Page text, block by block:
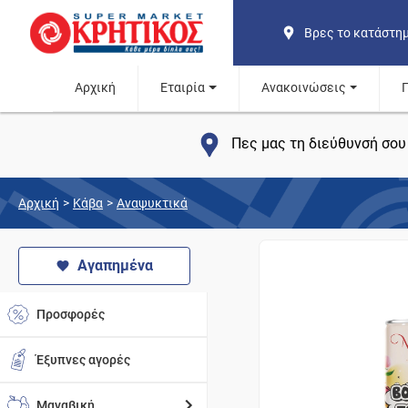
Βρες το
Αρχική Εταιρία Ανακοινώσεις
Πες μας τη διεύθυνσή
Αρχική > Κάβα > Αναψυκτικά
Αγαπημένα
Προσφορές
Έξυπνες αγορές